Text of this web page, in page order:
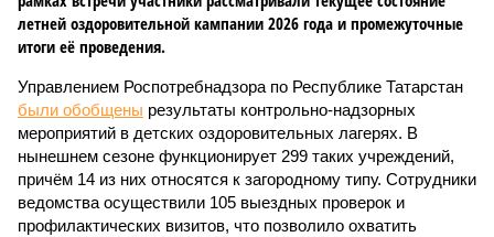
летней оздоровительной кампании 2026 года и промежуточные
итоги её проведения.
Управлением Роспотребнадзора по Республике Татарстан
были обобщены результаты контрольно-надзорных
мероприятий в детских оздоровительных лагерях. В
нынешнем сезоне функционирует 299 таких учреждений,
причём 14 из них относятся к загородному типу. Сотрудники
ведомства осуществили 105 выездных проверок и
профилактических визитов, что позволило охватить